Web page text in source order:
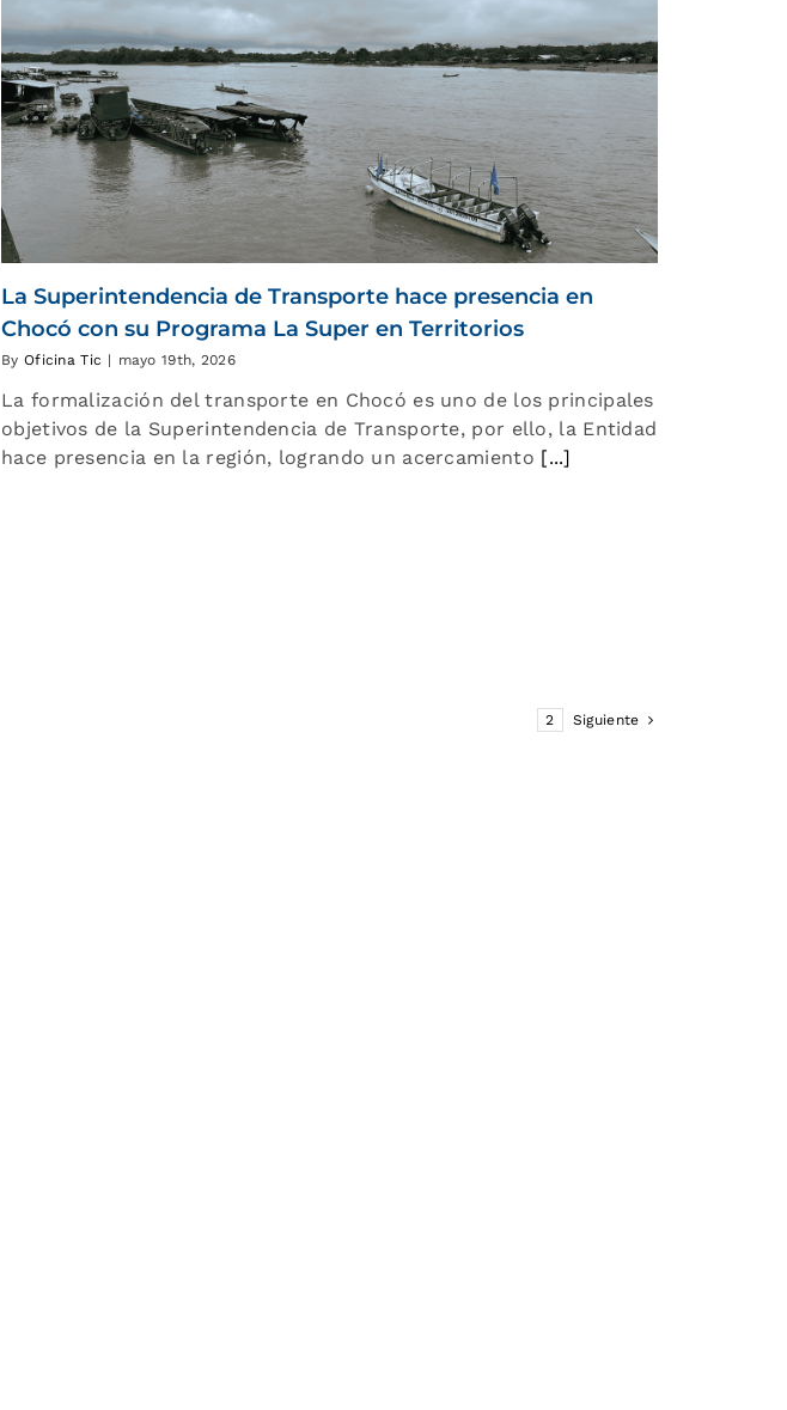
La Superintendencia de Transporte hace presencia en
Chocó con su Programa La Super en Territorios
By Oficina Tic | mayo 19th, 2026
La formalización del transporte en Chocó es uno de los principales
objetivos de la Superintendencia de Transporte, por ello, la Entidad
hace presencia en la región, logrando un acercamiento [...]
2 Siguiente